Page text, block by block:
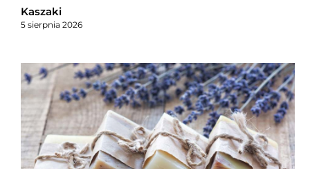
Kaszaki
5 sierpnia 2026